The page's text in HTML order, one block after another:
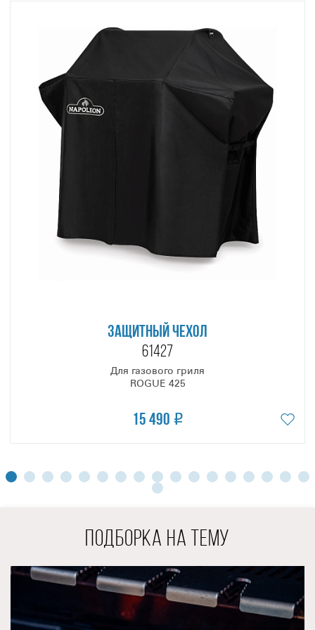
вертела, мощностью 5,0 кВт. На электрическом вертеле,
которым укомплектован гриль, вы сможете приготовить
невероятно сочные и ароматные блюда с румяной
корочкой.
Если вы обнаружите в своём новом гриле Наполеон,
следы обжига – не удивляйтесь! Это следы тестирований,
которые проводятся на заводе изготовителя с целью
контроля высоких стандартов качества.
Как и все стационарные газовые грили
NAPOLEON®, ROGUE 425 RSB является гибридным, то
есть в нём можно готовить и на раскаленных углях,
используя чугунный лоток. При этом процесс розжига
углей будет быстрым и комфортным.
Для того, чтобы воспользоваться чугунным лотком,
придать блюду особый аромат. Включить горелки, чтобы
поджечь уголь, и, когда он разожжётся, выключить газ. И
возможностью использования прямого или косвенного
Основание гриля изготовлено из оцинкованной стали
Фасад основания закрыт дверкой, за которой
располагаются поддон из нержавеющей стали и лоток с
пространстве можно разместить аксессуары, а
установленный здесь же газовый баллон не изменит
внешний вид гриля и ваш ROGUE 425 всегда будет
выглядеть эстетично!
Благодаря своим функциональным
возможностям, ROGUE 425 RSB позволит воплотить в
ЗАЩИТНЫЙ ЧЕХОЛ
61427
Для газового гриля
ROGUE 425
15 490
ПОДБОРКА НА ТЕМУ